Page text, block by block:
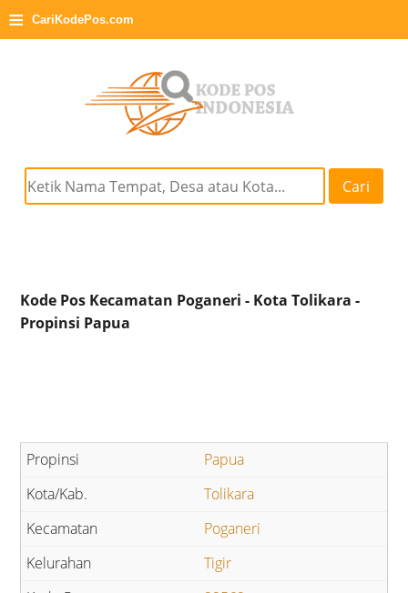
≡ CariKodePos.com
Cari
Kode Pos Kecamatan Poganeri - Kota Tolikara -
Propinsi Papua
Papua
Tolikara
Poganeri
Tigir